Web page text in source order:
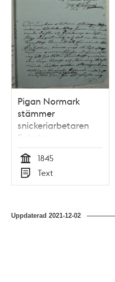
Pigan Normark
stämmer
snickeriarbetaren
Enholm -
faderskapsmål
Tid
1845
Typ
Text
Uppdaterad2021-12-02